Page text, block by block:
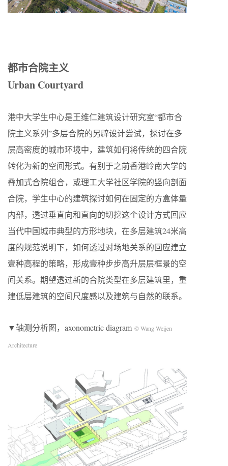
都市合院主义
Urban Courtyard
港中大学生中心是王维仁建筑设计研究室“都市合
院主义系列”多层合院的另辟设计尝试，探讨在多
层高密度的城市环境中，建筑如何将传统的四合院
转化为新的空间形式。有别于之前香港岭南大学的
叠加式合院组合，或理工大学社区学院的竖向剖面
合院，学生中心的建筑探讨如何在固定的方盒体量
内部，透过垂直向和直向的切挖这个设计方式回应
当代中国城市典型的方形地块，在多层建筑24米高
度的规范说明下，如何透过对场地关系的回应建立
壹种高程的策略，形成壹种步步高升层层框景的空
间关系。期望透过新的合院类型在多层建筑里，重
建低层建筑的空间尺度感以及建筑与自然的联系。
▼轴测分析图，axonometric diagram © Wang Weijen
Architecture